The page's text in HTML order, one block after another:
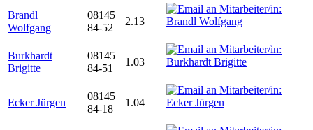
Brandl
Wolfgang
08145
84-52
2.13
Burkhardt
Brigitte
08145
84-51
1.03
Ecker Jürgen
08145
84-18
1.04